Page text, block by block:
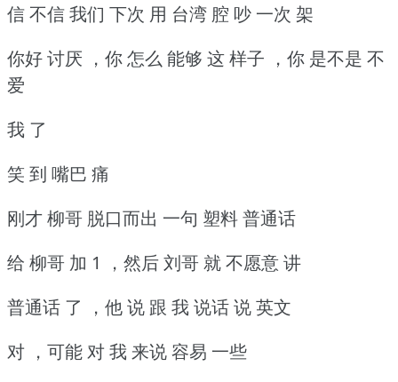
信 不信 我们 下次 用 台湾 腔 吵 一次 架
你好 讨厌 ，你 怎么 能够 这 样子 ，你 是不是 不
爱
我 了
笑 到 嘴巴 痛
刚才 柳哥 脱口而出 一句 塑料 普通话
给 柳哥 加 1 ，然后 刘哥 就 不愿意 讲
普通话 了 ，他 说 跟 我 说话 说 英文
对 ，可能 对 我 来说 容易 一些